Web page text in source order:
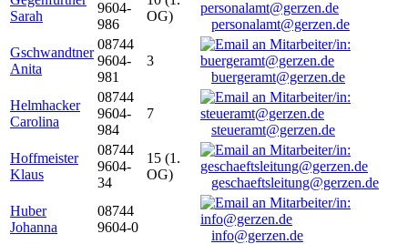
Sarah
9604-
986
OG)
personalamt@gerzen.de
Gschwandtner
Anita
08744
9604-
981
3
buergeramt@gerzen.de
Helmhacker
Carolina
08744
9604-
984
7
steueramt@gerzen.de
Hoffmeister
Klaus
08744
9604-
34
15 (1.
OG)
geschaeftsleitung@gerzen.de
Huber
Johanna
08744
9604-0
info@gerzen.de